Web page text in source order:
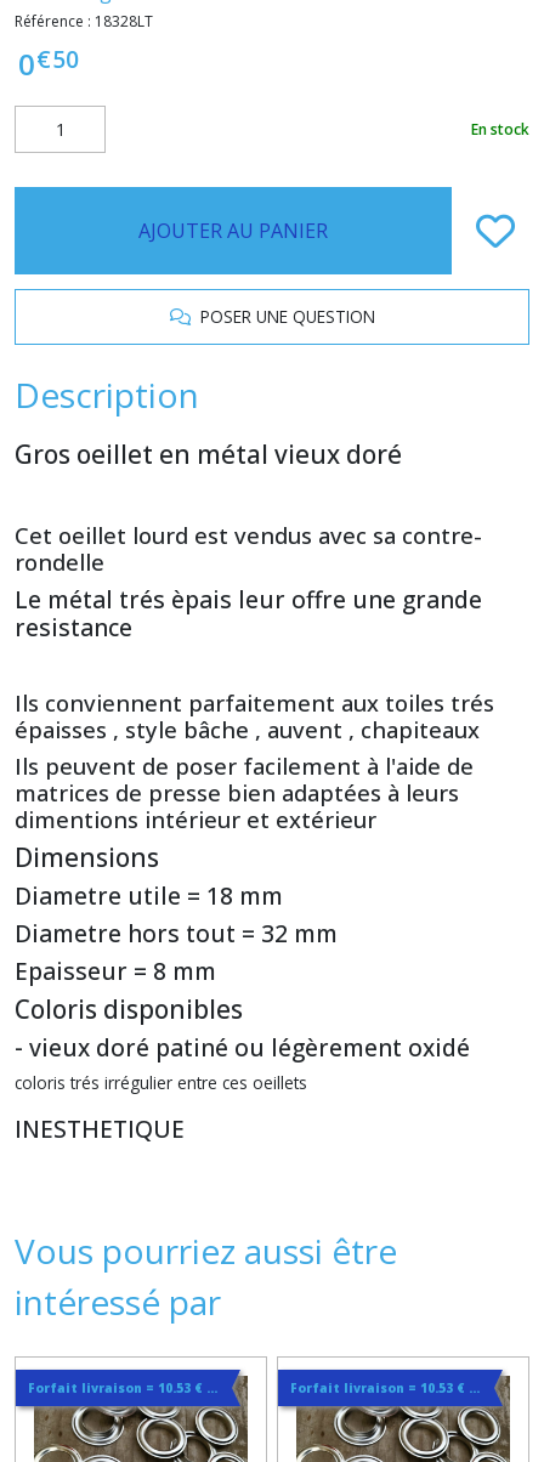
Référence : 18328LT
0€50
En stock
AJOUTER AU PANIER
POSER UNE QUESTION
Description
Gros oeillet en métal vieux doré
Cet oeillet lourd est vendus avec sa contre-
rondelle
Le métal trés èpais leur offre une grande
resistance
Ils conviennent parfaitement aux toiles trés
épaisses , style bâche , auvent , chapiteaux
Ils peuvent de poser facilement à l'aide de
matrices de presse bien adaptées à leurs
dimentions intérieur et extérieur
Dimensions
Diametre utile = 18 mm
Diametre hors tout = 32 mm
Epaisseur = 8 mm
Coloris disponibles
- vieux doré patiné ou légèrement oxidé
coloris trés irrégulier entre ces oeillets
INESTHETIQUE
Vous pourriez aussi être
intéressé par
Forfait livraison = 10.53 € lettre suivie ou 14.44€ en colissimo quelque soit la quantité Forfait livraison = 10.53 € lettre suivie ou 14.44€ en colissimo quelque soit la quantité